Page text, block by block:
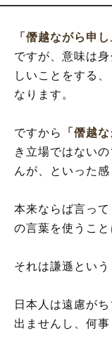
「僭越ながら申し
ですが、意味は
しいことをする
なります。
ですから 「僭越な
き立場ではない
んが、といった
本来ならば言っ
の言葉を使うこと
それは謙遜という
日本人は遠慮が
出ませんし、何